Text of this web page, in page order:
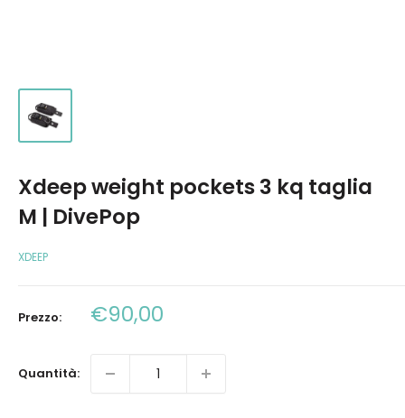
Xdeep weight pockets 3 kq taglia
M | DivePop
XDEEP
Prezzo: Prezzo
scontato
€90,00
Quantità: